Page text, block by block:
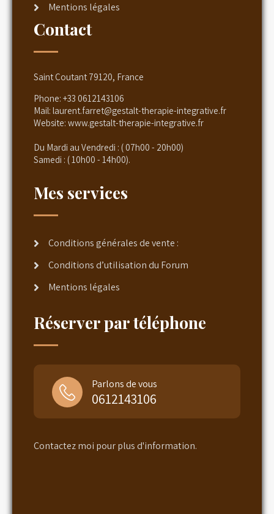
Mentions légales
Contact
Saint Coutant 79120, France
Phone: +33 0612143106
Mail: laurent.farret@gestalt-therapie-integrative.fr
Website: www.gestalt-therapie-integrative.fr
Du Mardi au Vendredi : ( 07h00 - 20h00)
Samedi : ( 10h00 - 14h00).
Mes services
Conditions générales de vente :
Conditions d’utilisation du Forum
Mentions légales
Réserver par téléphone
Parlons de vous
0612143106
Contactez moi pour plus d'information.